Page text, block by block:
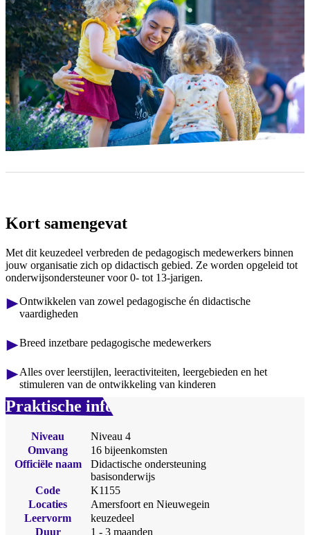
Kort samengevat
Met dit keuzedeel verbreden de pedagogisch medewerkers binnen
jouw organisatie zich op didactisch gebied. Ze worden opgeleid tot
onderwijsondersteuner voor 0- tot 13-jarigen.
Ontwikkelen van zowel pedagogische én didactische
vaardigheden
Breed inzetbare pedagogische medewerkers
Alles over leerstijlen, leeractiviteiten, leergebieden en het
stimuleren van de ontwikkeling van kinderen
Praktische info
Niveau
Niveau 4
Omvang
16 bijeenkomsten
Officiële naam
Didactische ondersteuning
basisonderwijs
Code
K1155
Locaties
Amersfoort en Nieuwegein
Leervorm
keuzedeel
Duur
1 - 3 maanden